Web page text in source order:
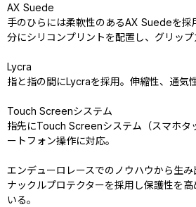
AX Suede
手のひらには柔軟性のあるAX Suedeを採
分にシリコンプリントを配置し、グリップ
Lycra
指と指の間にLycraを採用。伸縮性、通気
Touch Screenシステム
指先にTouch Screenシステム（スマホタ
ートフォン操作に対応。
エンデューロレースでのノウハウから生み
ナックルプロテクターを採用し保護性を
いる。